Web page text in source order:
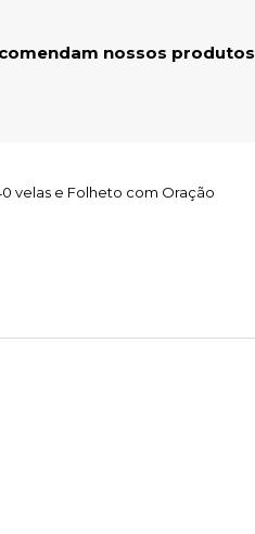
nossos produtos
velas e Folheto com Oração